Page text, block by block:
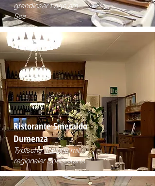
grandioser Lage am
See
Ristorante Smeraldo
Dumenza
Typische Trattoria mit
regionaler Speisekarte